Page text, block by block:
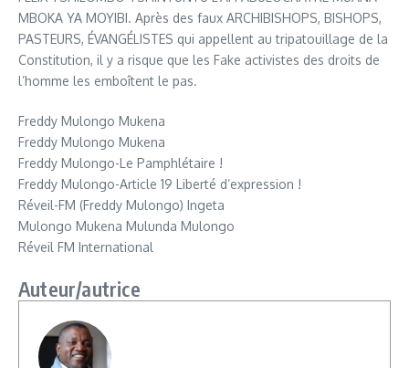
MBOKA YA MOYIBI. Après des faux ARCHIBISHOPS, BISHOPS,
PASTEURS, ÉVANGÉLISTES qui appellent au tripatouillage de la
Constitution, il y a risque que les Fake activistes des droits de
l’homme les emboîtent le pas.
Freddy Mulongo Mukena
Freddy Mulongo Mukena
Freddy Mulongo-Le Pamphlétaire !
Freddy Mulongo-Article 19 Liberté d’expression !
Réveil-FM (Freddy Mulongo) Ingeta
Mulongo Mukena Mulunda Mulongo
Réveil FM International
Auteur/autrice